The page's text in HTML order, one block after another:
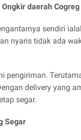
daerah
sendiri
nyaris tidak ada
pengiriman.
delivery yang
segar.
Segar